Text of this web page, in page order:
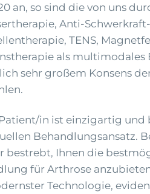
an, so sind die von uns
Anti-
TENS,
als
sehr großem Konsens
in ist einzigartig und
Behandlungsansatz.
bestrebt, Ihnen die
für Arthrose
Technologie,